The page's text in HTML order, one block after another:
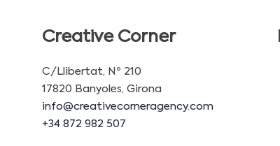
Creative Corner
C/Llibertat, Nº 210
17820 Banyoles, Girona
info@creativecorneragency.com
+34 872 982 507